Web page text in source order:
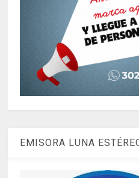
EMISORA LUNA